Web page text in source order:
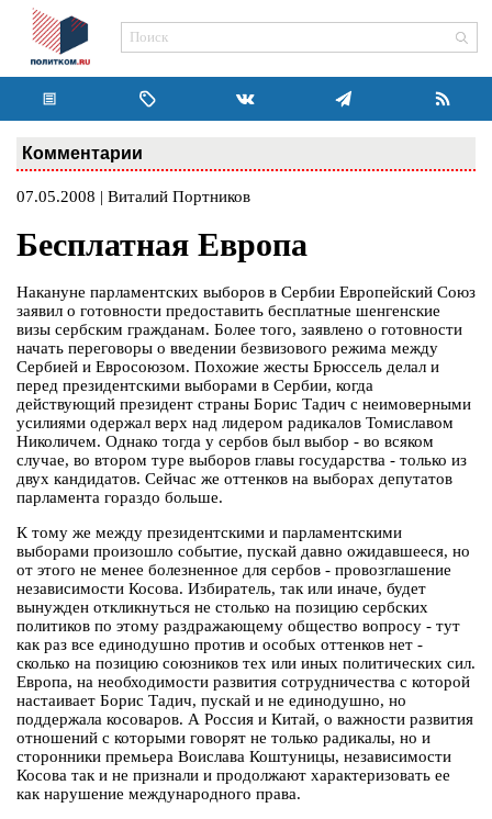
Комментарии
07.05.2008 | Виталий Портников
Бесплатная Европа
Накануне парламентских выборов в Сербии Европейский Союз
заявил о готовности предоставить бесплатные шенгенские
визы сербским гражданам. Более того, заявлено о готовности
начать переговоры о введении безвизового режима между
Сербией и Евросоюзом. Похожие жесты Брюссель делал и
перед президентскими выборами в Сербии, когда
действующий президент страны Борис Тадич с неимоверными
усилиями одержал верх над лидером радикалов Томиславом
Николичем. Однако тогда у сербов был выбор - во всяком
случае, во втором туре выборов главы государства - только из
двух кандидатов. Сейчас же оттенков на выборах депутатов
парламента гораздо больше.
К тому же между президентскими и парламентскими
выборами произошло событие, пускай давно ожидавшееся, но
от этого не менее болезненное для сербов - провозглашение
независимости Косова. Избиратель, так или иначе, будет
вынужден откликнуться не столько на позицию сербских
политиков по этому раздражающему общество вопросу - тут
как раз все единодушно против и особых оттенков нет -
сколько на позицию союзников тех или иных политических сил.
Европа, на необходимости развития сотрудничества с которой
настаивает Борис Тадич, пускай и не единодушно, но
поддержала косоваров. А Россия и Китай, о важности развития
отношений с которыми говорят не только радикалы, но и
сторонники премьера Воислава Коштуницы, независимости
Косова так и не признали и продолжают характеризовать ее
как нарушение международного права.